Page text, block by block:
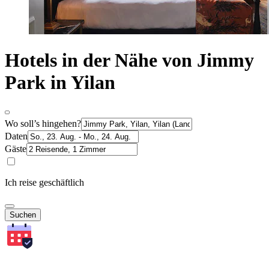
Hotels in der Nähe von Jimmy
Park in Yilan
Wo soll’s hingehen?
Daten
Gäste
Ich reise geschäftlich
Suchen